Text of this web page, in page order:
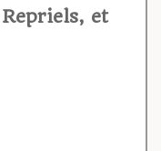
et